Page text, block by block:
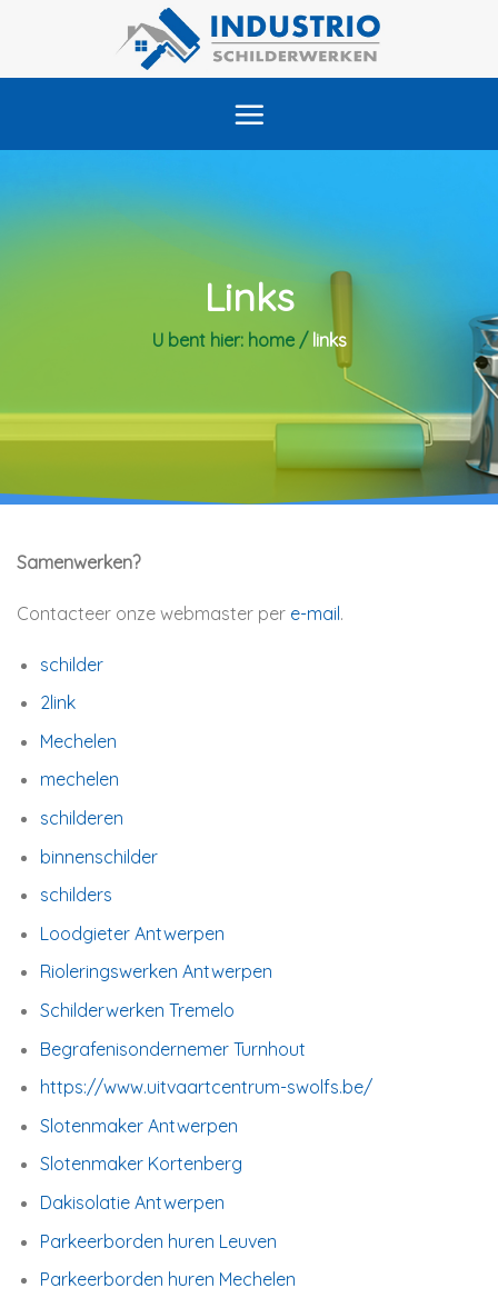
Links
U bent hier: home/ links
Samenwerken?
Contacteer onze webmaster per e-mail.
schilder
2link
Mechelen
mechelen
schilderen
binnenschilder
schilders
Loodgieter Antwerpen
Rioleringswerken Antwerpen
Schilderwerken Tremelo
Begrafenisondernemer Turnhout
https://www.uitvaartcentrum-swolfs.be/
Slotenmaker Antwerpen
Slotenmaker Kortenberg
Dakisolatie Antwerpen
Parkeerborden huren Leuven
Parkeerborden huren Mechelen